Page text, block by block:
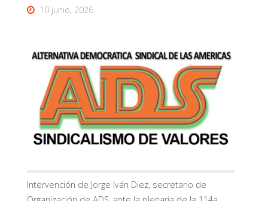
10 junio, 2026
Intervención de Jorge Iván Diez, secretario de